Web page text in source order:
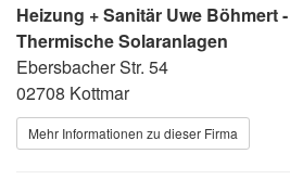
Heizung + Sanitär Uwe Böhmert
Thermische Solaranlagen
Ebersbacher Str. 54
02708 Kottmar
Mehr Informationen zu dieser Firma